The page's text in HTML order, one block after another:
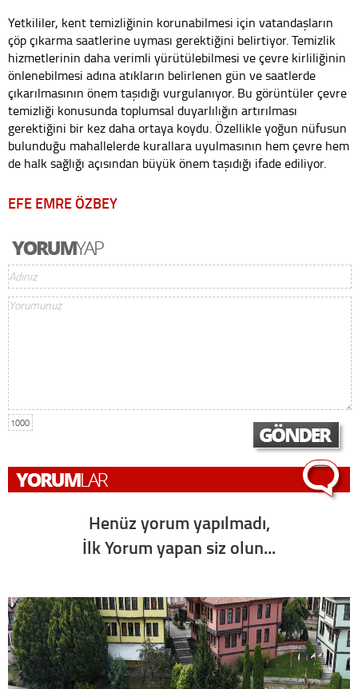
Yetkililer, kent temizliğinin korunabilmesi için vatandaşların
çöp çıkarma saatlerine uyması gerektiğini belirtiyor. Temizlik
hizmetlerinin daha verimli yürütülebilmesi ve çevre kirliliğinin
önlenebilmesi adına atıkların belirlenen gün ve saatlerde
çıkarılmasının önem taşıdığı vurgulanıyor. Bu görüntüler çevre
temizliği konusunda toplumsal duyarlılığın artırılması
gerektiğini bir kez daha ortaya koydu. Özellikle yoğun nüfusun
bulunduğu mahallelerde kurallara uyulmasının hem çevre hem
de halk sağlığı açısından büyük önem taşıdığı ifade ediliyor.
EFE EMRE ÖZBEY
1000
Henüz yorum yapılmadı,
İlk Yorum yapan siz olun...